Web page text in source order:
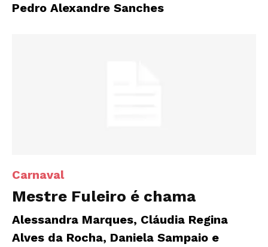
Pedro Alexandre Sanches
Carnaval
Mestre Fuleiro é chama
Alessandra Marques, Cláudia Regina
Alves da Rocha, Daniela Sampaio e